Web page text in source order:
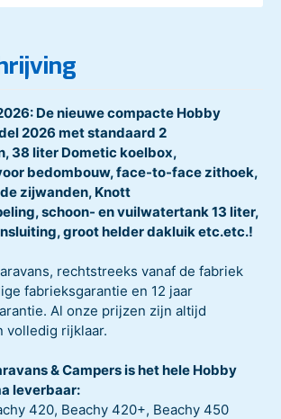
De nieuwe compacte Hobby
2026 met standaard 2
38 liter Dometic koelbox,
bedombouw, face-to-face zithoek,
zijwanden, Knott
schoon- en vuilwatertank 13 liter,
groot helder dakluik etc.etc.!
rechtstreeks vanaf de fabriek
fabrieksgarantie en 12 jaar
Al onze prijzen zijn altijd
volledig rijklaar.
& Campers is het hele Hobby
leverbaar:
420, Beachy 420+, Beachy 450